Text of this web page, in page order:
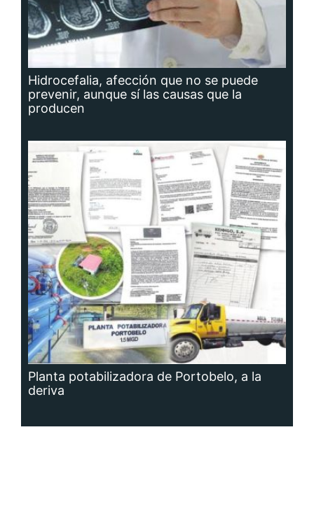
Hidrocefalia, afección que no se puede
prevenir, aunque sí las causas que la
producen
Planta potabilizadora de Portobelo, a la
deriva